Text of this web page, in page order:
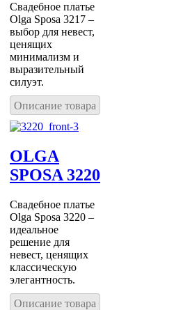
Свадебное платье
Olga Sposa 3217 –
выбор для невест,
ценящих
минимализм и
выразительный
силуэт.
Описание товара
OLGA
SPOSA 3220
Свадебное платье
Olga Sposa 3220 –
идеальное
решение для
невест, ценящих
классическую
элегантность.
Описание товара